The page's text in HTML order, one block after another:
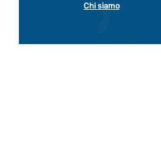
Chi siamo